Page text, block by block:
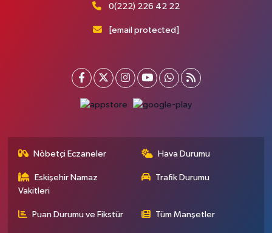
0(222) 226 42 22
[email protected]
Nöbetçi Eczaneler Hava Durumu
Eskişehir Namaz
Vakitleri
Trafik Durumu
Puan Durumu ve Fikstür Tüm Manşetler